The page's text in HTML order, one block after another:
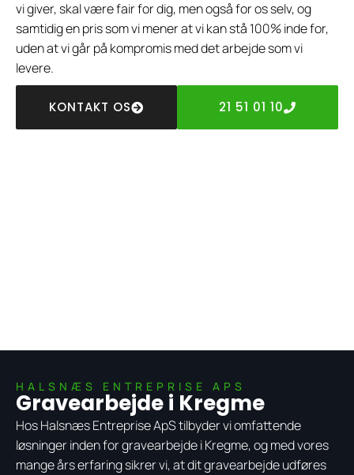
vi giver, skal være fair for dig, men også for os selv, og
samtidig en pris som vi mener at vi kan stå 100% inde for,
uden at vi går på kompromis med det arbejde som vi
levere.
KONTAKT OS 21 51 01 10
HALSNÆS ENTREPRISE APS
Gravearbejde i Kregme
Hos Halsnæs Entreprise ApS tilbyder vi omfattende
løsninger inden for gravearbejde i Kregme, og med vores
mange års erfaring sikrer vi, at dit gravearbejde udføres